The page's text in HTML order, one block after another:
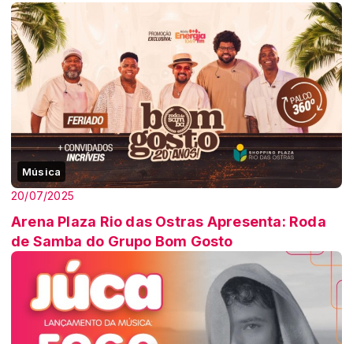
Música
20/07/2025
Arena Plaza Rio das Ostras Apresenta: Roda
de Samba do Grupo Bom Gosto